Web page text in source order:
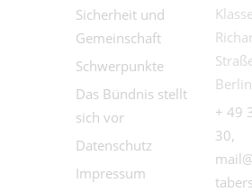
Sicherheit und
Gemeinschaft
Schwerpunkte
Das Bündnis stellt
sich vor
Datenschutz
Impressum
Berlin
+ 49
30,